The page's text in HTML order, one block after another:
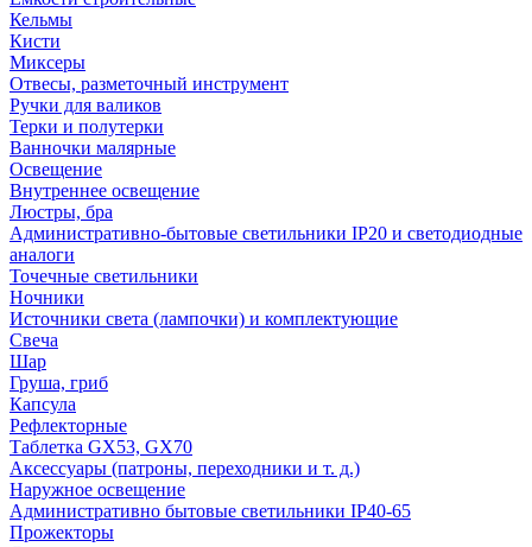
Кельмы
Кисти
Миксеры
Отвесы, разметочный инструмент
Ручки для валиков
Терки и полутерки
Ванночки малярные
Освещение
Внутреннее освещение
Люстры, бра
Административно-бытовые светильники IP20 и светодиодные
аналоги
Точечные светильники
Ночники
Источники света (лампочки) и комплектующие
Свеча
Шар
Груша, гриб
Капсула
Рефлекторные
Таблетка GX53, GX70
Аксессуары (патроны, переходники и т. д.)
Наружное освещение
Административно бытовые светильники IP40-65
Прожекторы